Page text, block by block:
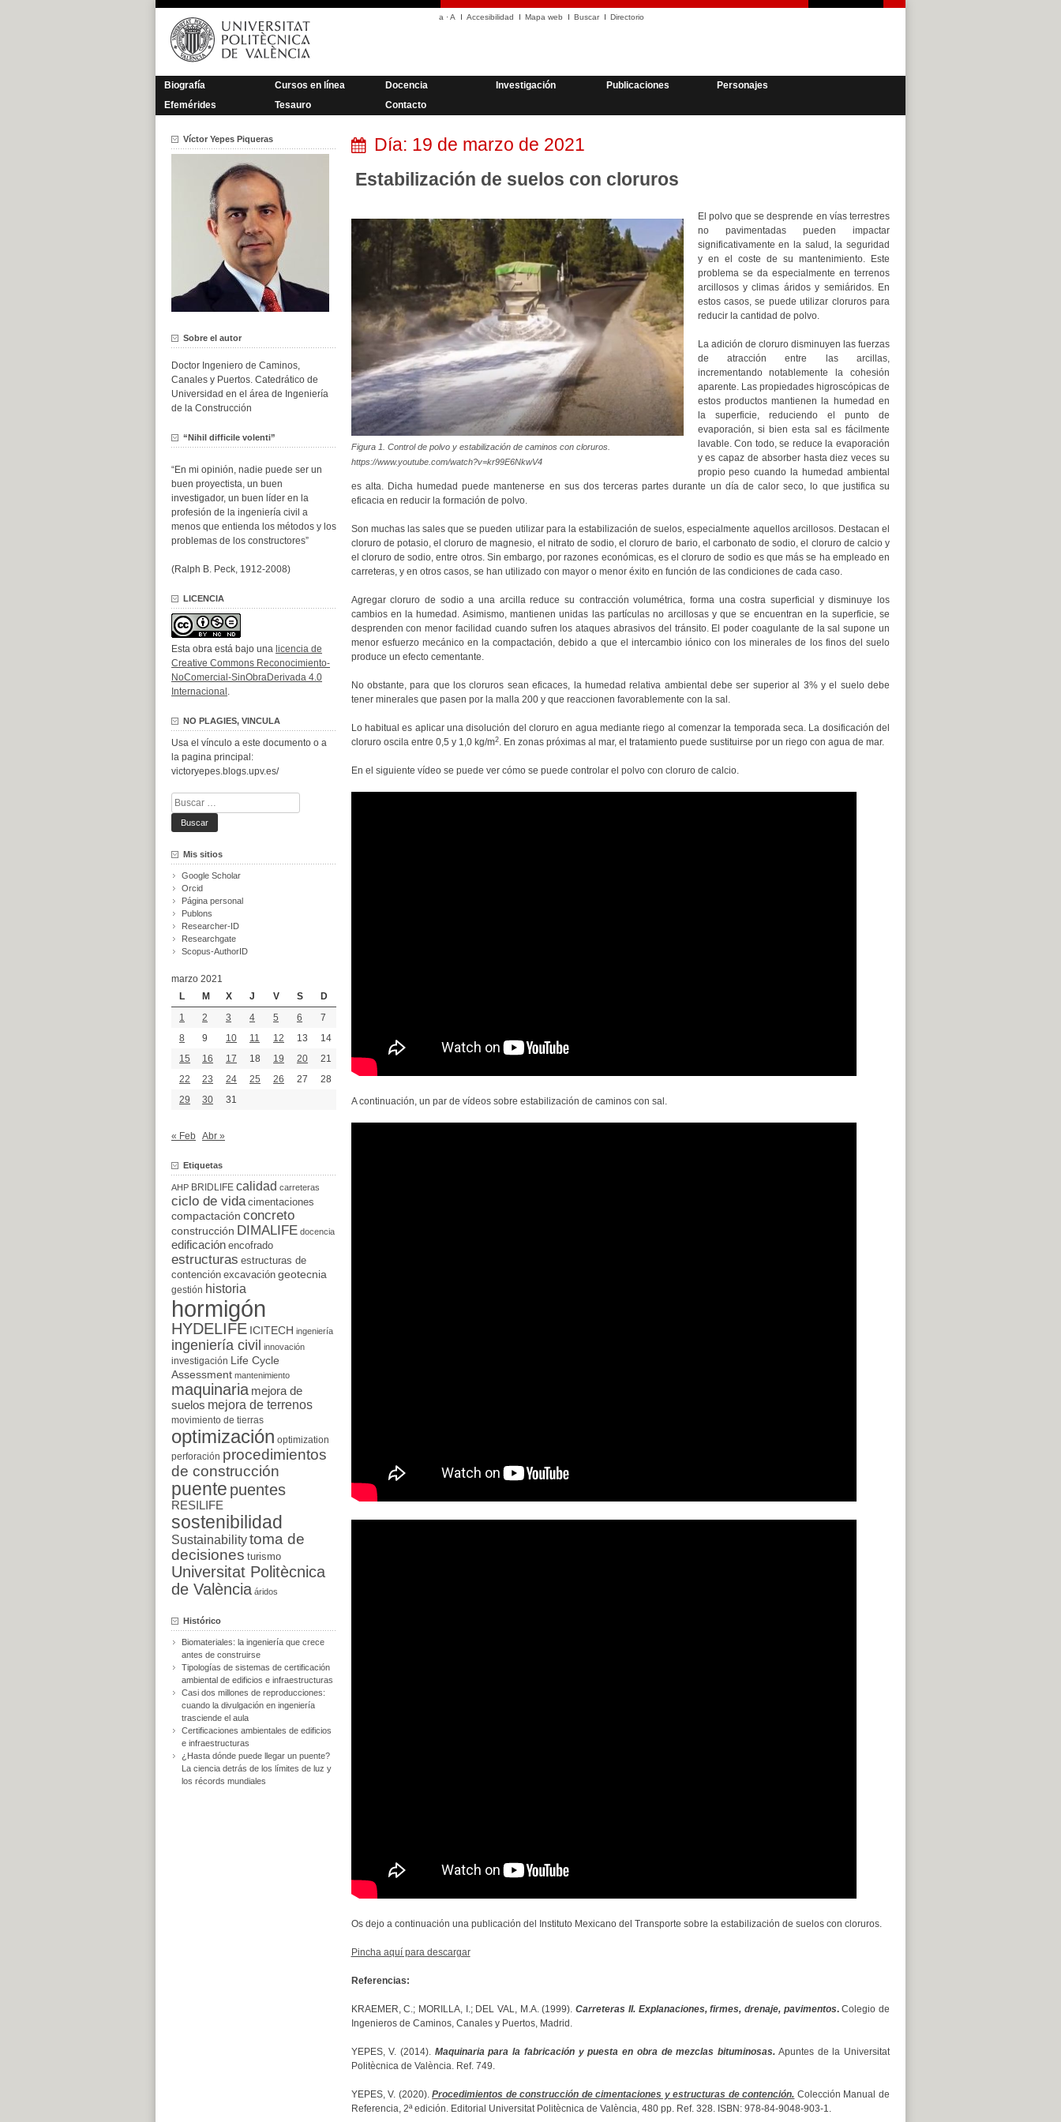
Saltar
contenido
a ·A Accesibilidad Mapa web Buscar Directorio
Biografía Cursos en línea Docencia Investigación Publicaciones
Personajes
Efemérides
Tesauro Contacto
Día: 19 de marzo de 2021
Estabilización de suelos con cloruros
Figura 1. Control de polvo y estabilización de caminos con cloruros.
https://www.youtube.com/watch?v=kr99E6NkwV4
El polvo que se desprende en vías terrestres
no pavimentadas pueden impactar
significativamente en la salud, la seguridad
y en el coste de su mantenimiento. Este
problema se da especialmente en terrenos
arcillosos y climas áridos y semiáridos. En
estos casos, se puede utilizar cloruros para
reducir la cantidad de polvo.
La adición de cloruro disminuyen las fuerzas
de atracción entre las arcillas,
incrementando notablemente la cohesión
aparente. Las propiedades higroscópicas de
estos productos mantienen la humedad en
la superficie, reduciendo el punto de
evaporación, si bien esta sal es fácilmente
lavable. Con todo, se reduce la evaporación
y es capaz de absorber hasta diez veces su
propio peso cuando la humedad ambiental
es alta. Dicha humedad puede mantenerse en sus dos terceras partes durante un día de calor seco, lo que justifica su
eficacia en reducir la formación de polvo.
Son muchas las sales que se pueden utilizar para la estabilización de suelos, especialmente aquellos arcillosos. Destacan el
cloruro de potasio, el cloruro de magnesio, el nitrato de sodio, el cloruro de bario, el carbonato de sodio, el cloruro de calcio y
el cloruro de sodio, entre otros. Sin embargo, por razones económicas, es el cloruro de sodio es que más se ha empleado en
carreteras, y en otros casos, se han utilizado con mayor o menor éxito en función de las condiciones de cada caso.
Agregar cloruro de sodio a una arcilla reduce su contracción volumétrica, forma una costra superficial y disminuye los
cambios en la humedad. Asimismo, mantienen unidas las partículas no arcillosas y que se encuentran en la superficie, se
desprenden con menor facilidad cuando sufren los ataques abrasivos del tránsito. El poder coagulante de la sal supone un
menor esfuerzo mecánico en la compactación, debido a que el intercambio iónico con los minerales de los finos del suelo
produce un efecto cementante.
No obstante, para que los cloruros sean eficaces, la humedad relativa ambiental debe ser superior al 3% y el suelo debe
tener minerales que pasen por la malla 200 y que reaccionen favorablemente con la sal.
Lo habitual es aplicar una disolución del cloruro en agua mediante riego al comenzar la temporada seca. La dosificación del
cloruro oscila entre 0,5 y 1,0 kg/m2. En zonas próximas al mar, el tratamiento puede sustituirse por un riego con agua de mar.
En el siguiente vídeo se puede ver cómo se puede controlar el polvo con cloruro de calcio.
A continuación, un par de vídeos sobre estabilización de caminos con sal.
Os dejo a continuación una publicación del Instituto Mexicano del Transporte sobre la estabilización de suelos con cloruros.
Pincha aquí para descargar
Referencias:
KRAEMER, C.; MORILLA, I.; DEL VAL, M.A. (1999).Carreteras II. Explanaciones, firmes, drenaje, pavimentos.Colegio de
Ingenieros de Caminos, Canales y Puertos, Madrid.
YEPES, V. (2014). Maquinaria para la fabricación y puesta en obra de mezclas bituminosas. Apuntes de la Universitat
Politècnica de València. Ref. 749.
YEPES, V. (2020).Procedimientos de construcción de cimentaciones y estructuras de contención. Colección Manual de
Referencia, 2ª edición. Editorial Universitat Politècnica de València, 480 pp. Ref. 328. ISBN: 978-84-9048-903-1.
Víctor Yepes Piqueras
Sobre el autor
Doctor Ingeniero de Caminos,
Canales y Puertos. Catedrático de
Universidad en el área de Ingeniería
de la Construcción
“Nihil difficile volenti”
“En mi opinión, nadie puede ser un
buen proyectista, un buen
investigador, un buen líder en la
profesión de la ingeniería civil a
menos que entienda los métodos y los
problemas de los constructores”
(Ralph B. Peck, 1912-2008)
LICENCIA
Esta obra está bajo una licencia de
Creative Commons Reconocimiento-
NoComercial-SinObraDerivada 4.0
Internacional .
NO PLAGIES, VINCULA
Usa el vínculo a este documento o a
la pagina principal:
victoryepes.blogs.upv.es/
Buscar:
Mis sitios
Google Scholar
Orcid
Página personal
Publons
Researcher-ID
Researchgate
Scopus-AuthorID
marzo 2021
L
M X J V S
D
1
2 3 4 5 6
7
8
9 10 11 12 13
14
15
16 17 18 19 20
21
22
23 24 25 26 27
28
29
30 31
« Feb Abr »
Etiquetas
AHP BRIDLIFE calidad carreteras
ciclo de vida cimentaciones
compactación concreto
construcción DIMALIFE docencia
edificación encofrado
estructuras estructuras de
contención excavación geotecnia
gestión historia
hormigón
HYDELIFE ICITECH ingeniería
ingeniería civil innovación
investigación
Life Cycle
Assessment mantenimiento
maquinaria mejora de
suelos mejora de terrenos
movimiento de tierras
optimización optimization
perforación procedimientos
de construcción
puente puentes
RESILIFE
sostenibilidad
Sustainabilitytoma de
decisiones turismo
Universitat Politècnica
de València áridos
Histórico
Biomateriales: la ingeniería que crece
antes de construirse
Tipologías de sistemas de certificación
ambiental de edificios e infraestructuras
Casi dos millones de reproducciones:
cuando la divulgación en ingeniería
trasciende el aula
Certificaciones ambientales de edificios
e infraestructuras
¿Hasta dónde puede llegar un puente?
La ciencia detrás de los límites de luz y
los récords mundiales